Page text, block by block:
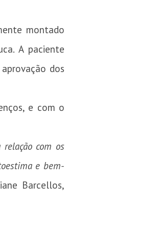
montado
A paciente
aprovação dos
e com o
com os
e bem-
Barcellos,